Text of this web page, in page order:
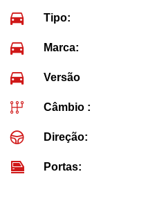
Tipo:
Marca:
Versão
Câmbio :
Direção:
Portas: